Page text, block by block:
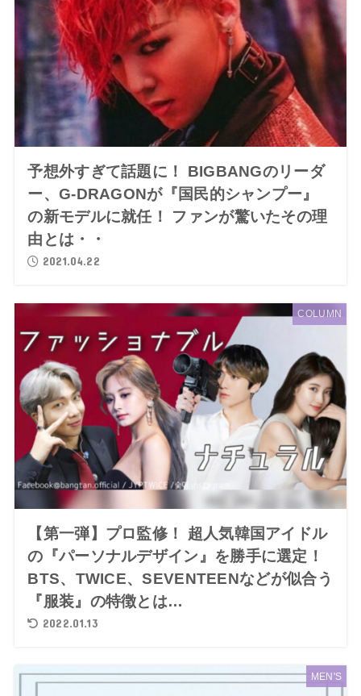
予想外すぎて話題に！ BIGBANGのリーダ
ー、G-DRAGONが『国民的シャンプー』
の新モデルに就任！ ファンが驚いたその理
由とは・・
2021.04.22
COLUMN
【第一弾】プロ監修！ 超人気韓国アイドル
の『パーソナルデザイン』を勝手に選定！
BTS、TWICE、SEVENTEENなどが似合う
『服装』の特徴とは…
2022.01.13
MEN'S